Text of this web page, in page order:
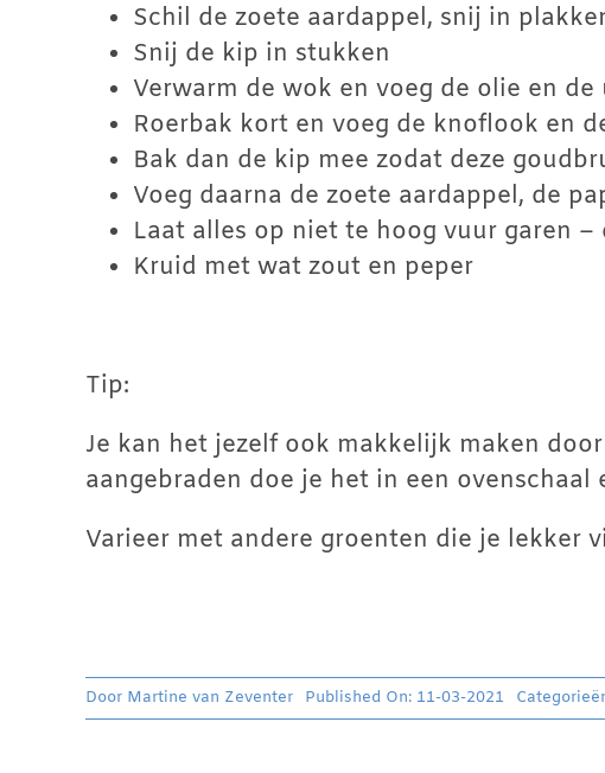
Schil de zoete aardappel, snij in
Snij de kip in stukken
Verwarm de wok en voeg de olie en de
Roerbak kort en voeg de knoflook en
Bak dan de kip mee zodat deze
Voeg daarna de zoete aardappel, de
Laat alles op niet te hoog vuur garen
Kruid met wat zout en peper
Tip:
Je kan het jezelf ook makkelijk maken
aangebraden doe je het in een
Varieer met andere groenten die je lekker
Door Martine van Zeventer Published On: 11-03-2021